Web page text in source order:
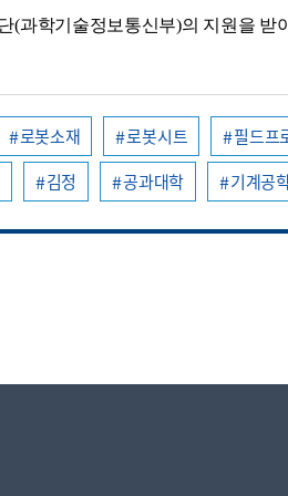
(과학기술정보통신부)의 지원 을 받
로봇소재 로봇시트 필드프
김정 공과대학 기계공